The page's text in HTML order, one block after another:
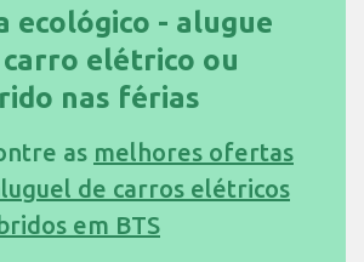
ecológico - alugue
carro elétrico ou
nas férias
as melhores ofertas
de carros elétricos
em BTS